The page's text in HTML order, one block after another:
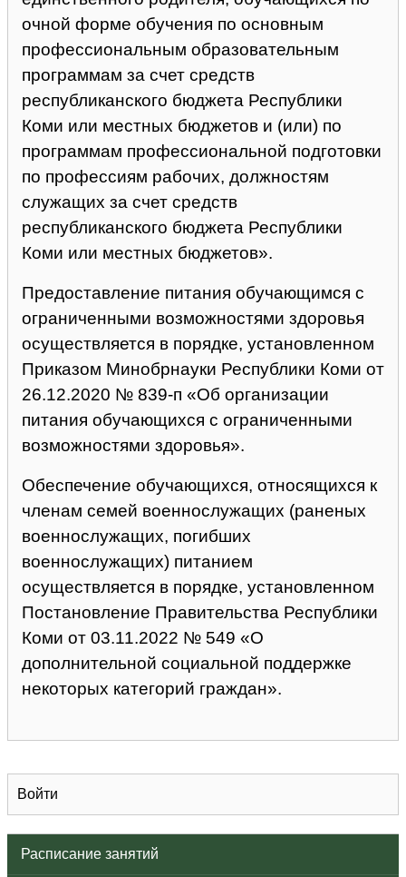
Войти
Расписание занятий
очной форме обучения по основным
профессиональным образовательным
программам за счет средств
республиканского бюджета Республики
Коми или местных бюджетов и (или) по
программам профессиональной подготовки
по профессиям рабочих, должностям
служащих за счет средств
республиканского бюджета Республики
Коми или местных бюджетов».
Предоставление питания обучающимся с
ограниченными возможностями здоровья
осуществляется в порядке, установленном
Приказом Минобрнауки Республики Коми от
26.12.2020 № 839-п «Об организации
питания обучающихся с ограниченными
возможностями здоровья».
Обеспечение обучающихся, относящихся к
членам семей военнослужащих (раненых
военнослужащих, погибших
военнослужащих) питанием
осуществляется в порядке, установленном
Постановление Правительства Республики
Коми от 03.11.2022 № 549 «О
дополнительной социальной поддержке
некоторых категорий граждан».